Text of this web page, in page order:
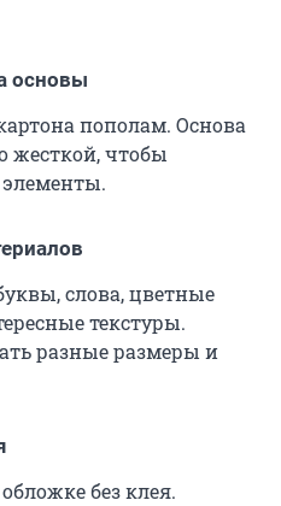
основы
пополам. Основа
жесткой, чтобы
слова, цветные
текстуры.
разные размеры и
без клея.